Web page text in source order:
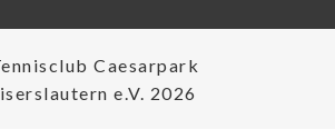
Caesarpark
e.V. 2026